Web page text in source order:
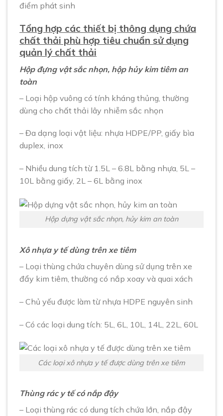
điểm phát sinh
Tổng hợp các thiết bị thông dụng chứa
chất thải phù hợp tiêu chuẩn sử dụng
quản lý chất thải
Hộp đựng vật sắc nhọn, hộp hủy kim tiêm an
toàn
– Loại hộp vuông có tính kháng thủng, thường
dùng cho chất thải lây nhiễm sắc nhọn
– Đa dạng loại vật liệu: nhựa HDPE/PP, giấy bìa
duplex, inox
– Nhiều dung tích từ 1.5L – 6.8L bằng nhựa, 5L –
10L bằng giấy, 2L – 6L bằng inox
Hộp dựng vật sắc nhọn, hủy kim an toàn
Xô nhựa y tế dùng trên xe tiêm
– Loại thùng chứa chuyên dùng sử dụng trên xe
đẩy kim tiêm, thường có nắp xoay và quai xách
– Chủ yếu được làm từ nhựa HDPE nguyên sinh
– Có các loại dung tích: 5L, 6L, 10L, 14L, 22L, 60L
Các loại xô nhựa y tế được dùng trên xe tiêm
Thùng rác y tế có nắp đậy
– Loại thùng rác có dung tích chứa lớn, nắp đậy